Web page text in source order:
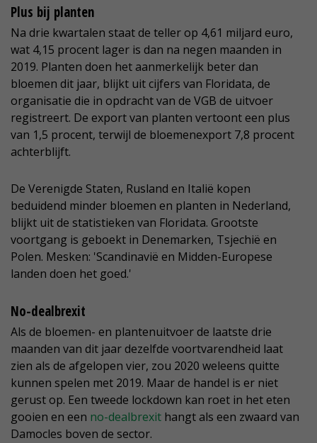
Plus bij planten
Na drie kwartalen staat de teller op 4,61 miljard euro,
wat 4,15 procent lager is dan na negen maanden in
2019. Planten doen het aanmerkelijk beter dan
bloemen dit jaar, blijkt uit cijfers van Floridata, de
organisatie die in opdracht van de VGB de uitvoer
registreert. De export van planten vertoont een plus
van 1,5 procent, terwijl de bloemenexport 7,8 procent
achterblijft.
De Verenigde Staten, Rusland en Italië kopen
beduidend minder bloemen en planten in Nederland,
blijkt uit de statistieken van Floridata. Grootste
voortgang is geboekt in Denemarken, Tsjechië en
Polen. Mesken: 'Scandinavië en Midden-Europese
landen doen het goed.'
No-dealbrexit
Als de bloemen- en plantenuitvoer de laatste drie
maanden van dit jaar dezelfde voortvarendheid laat
zien als de afgelopen vier, zou 2020 weleens quitte
kunnen spelen met 2019. Maar de handel is er niet
gerust op. Een tweede lockdown kan roet in het eten
gooien en een no-dealbrexit hangt als een zwaard van
Damocles boven de sector.